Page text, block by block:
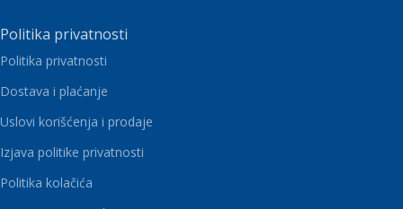
Politika privatnosti
Politika privatnosti
Dostava i plaćanje
Uslovi korišćenja i prodaje
Izjava politike privatnosti
Politika kolačića